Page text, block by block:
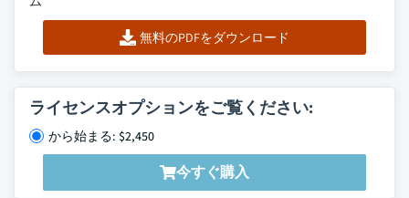
無料のPDFをダウンロード
ライセンスオプションをご覧ください:
から始まる: $2,450
今すぐ購入